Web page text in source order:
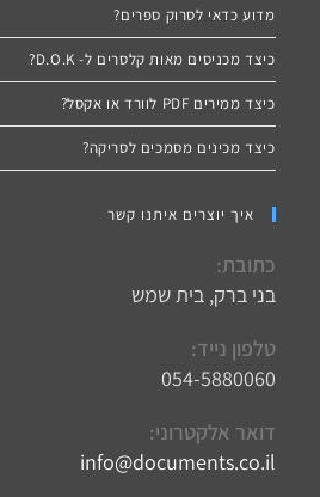
מדוע כדאי לסרוק ספרים?
כיצד מכניסים מאות קלסרים ל- D.O.K?
כיצד ממירים PDF לוורד או אקסל?
כיצד מכינים מסמכים לסריקה?
איך יוצרים איתנו קשר
כתובת:
בני ברק, בית שמש
טלפון נייד:
054-5880060
דואר אלקטרוני:
info@documents.co.il